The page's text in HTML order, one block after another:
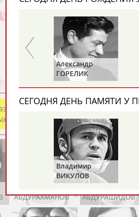
Акжана
Артур
АБДУЛБЕКОВ
Камалудин
АБДУЛДАУДОВ
информацию о хорошо
записях. Страна должна знать
АБДУРАХМАНОВ
АБДУРАШИДОВ
Александр
ГОРЕЛИК
СЕГОДНЯ ДЕНЬ ПАМЯТИ У
Владимир
ВИКУЛОВ